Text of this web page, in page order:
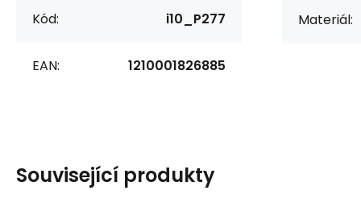
Kód: i10_P277
EAN: 1210001826885
Materiál:
Související produkty